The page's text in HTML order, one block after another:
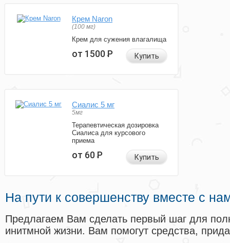
Крем Naron
(100 мг)
Крем для сужения влагалища
от 1500Р Купить
Сиалис 5 мг
5мг
Терапевтическая дозировка
Сиалиса для курсового
приема
от 60Р Купить
На пути к совершенству вместе с
Предлагаем Вам сделать первый шаг для
инитмной жизни. Вам помогут средства,